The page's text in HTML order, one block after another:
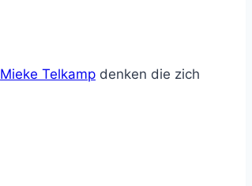
Mieke Telkamp denken die zich